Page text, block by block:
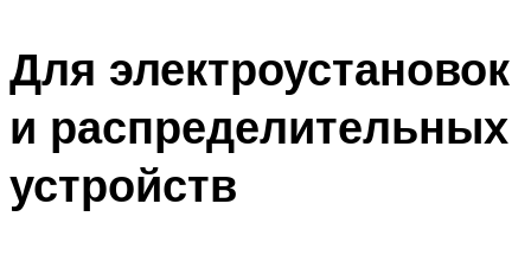
Для электроустановок
и распределительных
устройств